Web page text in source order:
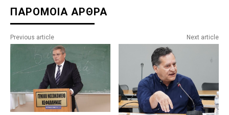
ΠΑΡΟΜΟΙΑ ΑΡΘΡΑ
Previous article Next article